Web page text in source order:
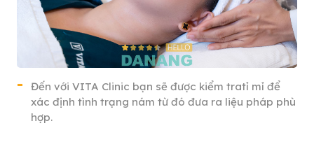
Đến với VITA Clinic bạn sẽ được kiểm tratỉ mỉ để
xác định tình trạng nám từ đó đưa ra liệu pháp phù
hợp.